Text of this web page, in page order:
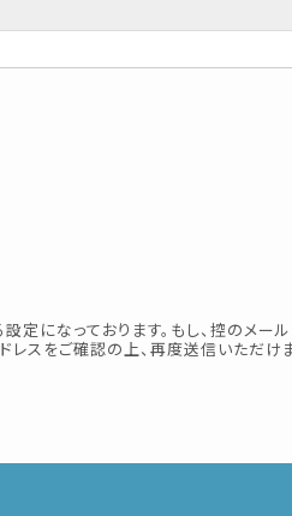
になっております。もし、控のメール
スをご確認の上、再度送信いただけま